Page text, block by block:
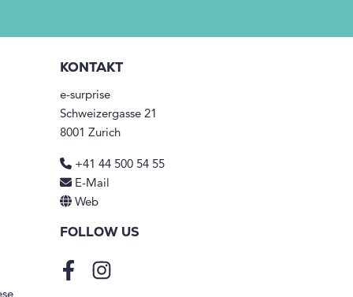
KONTAKT
e-surprise
Schweizergasse 21
8001 Zurich
+41 44 500 54 55
E-Mail
Web
FOLLOW US
FacebookInstagram